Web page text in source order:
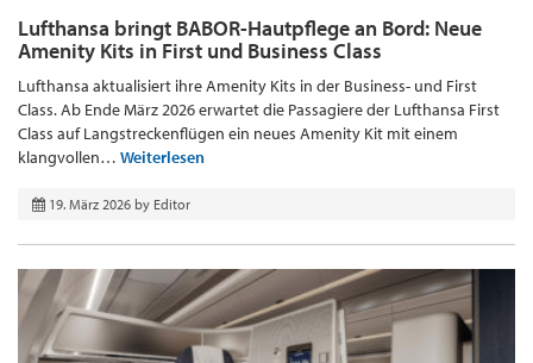
Lufthansa bringt BABOR-Hautpflege an Bord: Neue
Amenity Kits in First und Business Class
Lufthansa aktualisiert ihre Amenity Kits in der Business- und First
Class. Ab Ende März 2026 erwartet die Passagiere der Lufthansa First
Class auf Langstreckenflügen ein neues Amenity Kit mit einem
klangvollen… Weiterlesen
19. März 2026 by Editor